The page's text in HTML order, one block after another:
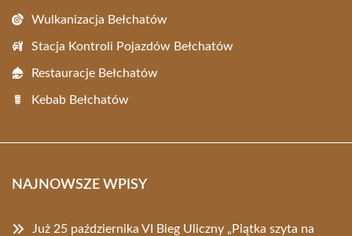
Wulkanizacja Bełchatów
Stacja Kontroli Pojazdów Bełchatów
Restauracje Bełchatów
Kebab Bełchatów
NAJNOWSZE WPISY
Już 25 października VI Bieg Uliczny „Piątka szyta na